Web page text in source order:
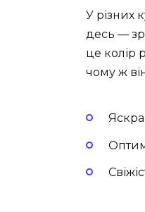
У різних
десь —
це колір
чому ж